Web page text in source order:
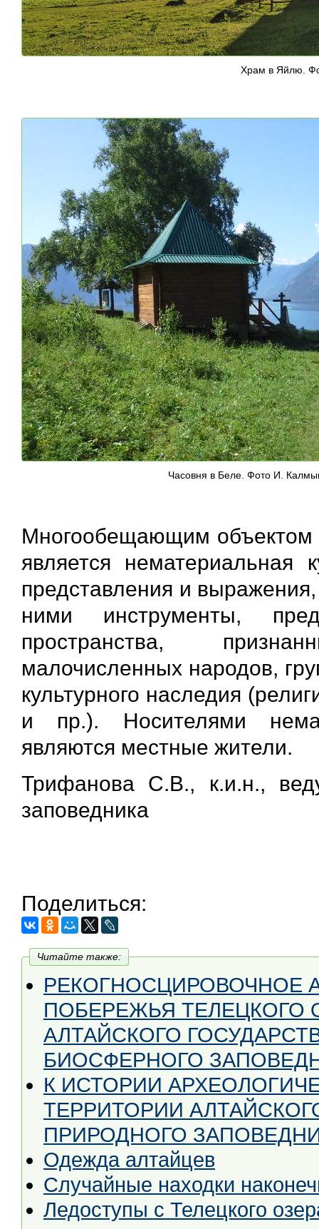
Храм в Яйлю.
Часовня в Беле. Фото И.
Многообещающим объектом
является нематериальная
представления и
ними инструменты,
пространства,
малочисленных народов,
культурного наследия
и пр.). Носителями
являются местные жители.
Трифанова С.В., к.и.н.,
заповедника
Поделиться:
Читайте также:
РЕКОГНОСЦИРОВОЧНОЕ
ПОБЕРЕЖЬЯ ТЕЛЕЦКОГО
АЛТАЙСКОГО
БИОСФЕРНОГО
К ИСТОРИИ
ТЕРРИТОРИИ
ПРИРОДНОГО
Одежда алтайцев
Случайные находки
Ледоступы с Телецкого